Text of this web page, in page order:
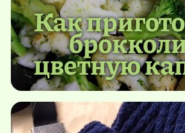
Как
цветную